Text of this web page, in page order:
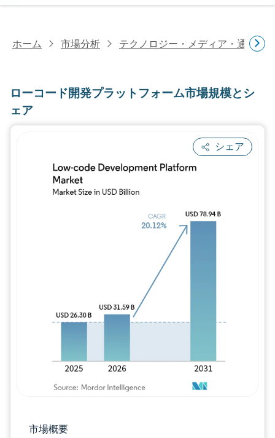
ホーム 市場分析 テクノロジー・メディア・通信研
ローコード開発プラットフォーム市場規模とシ
ェア
シェア
市場概要
画像 © Mordor Intelligence。再利用には